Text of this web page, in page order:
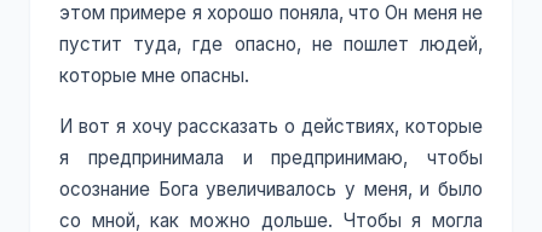
этом примере я хорошо поняла, что Он меня не
пустит туда, где опасно, не пошлет людей,
которые мне опасны.
И вот я хочу рассказать о действиях, которые
я предпринимала и предпринимаю, чтобы
осознание Бога увеличивалось у меня, и было
со мной, как можно дольше. Чтобы я могла